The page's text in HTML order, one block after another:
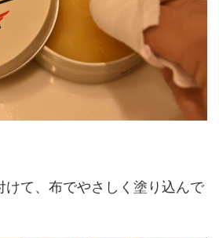
けて、布でやさしく塗り込んで